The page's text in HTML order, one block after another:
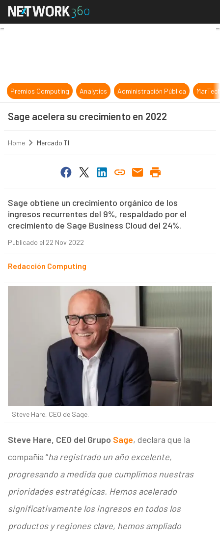
Sage acelera su crecimiento en
Premios Computing Analytics Administración Pública
Sage acelera su crecimiento en 2022
Home Mercado TI
Sage obtiene un crecimiento orgánico de los
ingresos recurrentes del 9%, respaldado por el
crecimiento de Sage Business Cloud del 24%.
Publicado el 22 Nov 2022
Redacción Computing
Steve Hare, CEO de Sage.
Steve Hare, CEO del Grupo Sage, declara que la
compañía “ha registrado un año excelente,
progresando a medida que cumplimos nuestras
prioridades estratégicas. Hemos acelerado
significativamente los ingresos en todos los
productos y regiones clave, hemos ampliado